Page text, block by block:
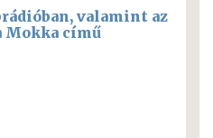
valamint az
Mokka című